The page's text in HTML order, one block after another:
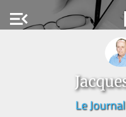
menu_open
Le